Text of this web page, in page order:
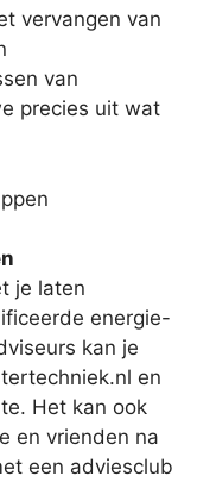
vervangen van
van
precies uit wat
je laten
energie-
kan je
en
Het kan ook
en vrienden na
een adviesclub